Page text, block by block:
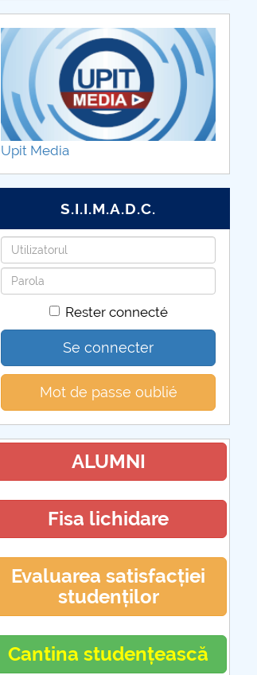
Upit Media
S.I.I.M.A.D.C.
Identifiant
Mot
de
Rester connecté
Se connecter
Mot de passe oublié
ALUMNI
Fisa lichidare
Evaluarea satisfacției
studenților
Cantina studențească